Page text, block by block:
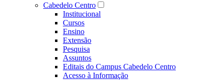
Cabedelo Centro
Institucional
Cursos
Ensino
Extensão
Pesquisa
Assuntos
Editais do Campus Cabedelo Centro
Acesso à Informação